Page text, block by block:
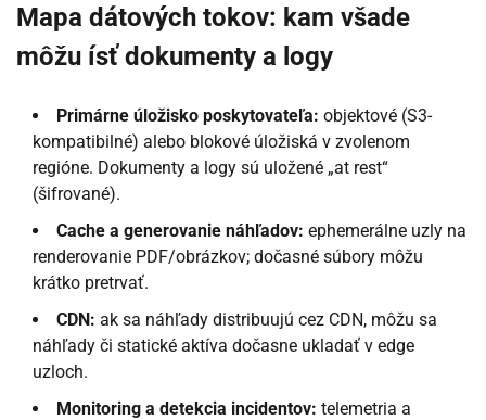
Mapa dátových tokov: kam všade
môžu ísť dokumenty a logy
Primárne úložisko poskytovateľa: objektové (S3-
kompatibilné) alebo blokové úložiská v zvolenom
regióne. Dokumenty a logy sú uložené „at rest“
(šifrované).
Cache a generovanie náhľadov: ephemerálne uzly na
renderovanie PDF/obrázkov; dočasné súbory môžu
krátko pretrvať.
CDN: ak sa náhľady distribuujú cez CDN, môžu sa
náhľady či statické aktíva dočasne ukladať v edge
uzloch.
Monitoring a detekcia incidentov: telemetria a